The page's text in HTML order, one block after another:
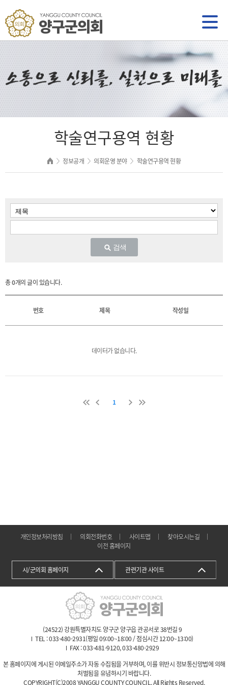
학술연구용역 현황
정보공개 의회운영 분야 학술연구용역 현황
검색
총0개의 글이 있습니다.
번호 제목 작성일
데이터가 없습니다.
1
개인정보처리방침 의회전화번호 사이트맵
찾아오시는길
이전 홈페이지
시/군의회 홈페이지 관련기관 사이트
(24522) 강원특별자치도 양구군 양구읍 관공서로 38번길 9
TEL : 033-480-2931(평일 09:00~18:00 / 점심시간 12:00~13:00)
FAX : 033-481-9120, 033-480-2929
본 홈페이지에 게시된 이메일주소가 자동 수집됨을 거부하며, 이를 위반시 정보통신망법에 의해
처벌됨을 유념하시기 바랍니다.
COPYRIGHT(C)2008 YANGGU COUNTY COUNCIL. All Rights Reserved.